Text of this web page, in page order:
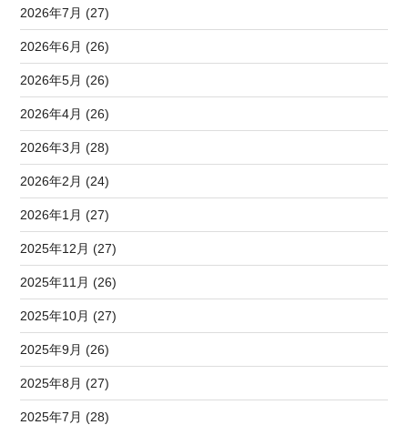
2026年7月 (27)
2026年6月 (26)
2026年5月 (26)
2026年4月 (26)
2026年3月 (28)
2026年2月 (24)
2026年1月 (27)
2025年12月 (27)
2025年11月 (26)
2025年10月 (27)
2025年9月 (26)
2025年8月 (27)
2025年7月 (28)